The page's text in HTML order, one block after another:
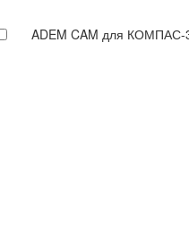
ADEM CAM для КОМПАС-